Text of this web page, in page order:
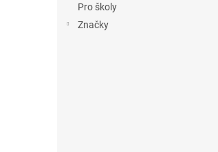
Pro školy
Značky